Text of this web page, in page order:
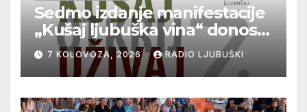
Sedmo izdanje manifestacije
„Kušaj ljubuška vina“ donosi
vrhunska vina, gastronomiju i
glazbu
7 KOLOVOZA, 2026 RADIO LJUBUŠKI